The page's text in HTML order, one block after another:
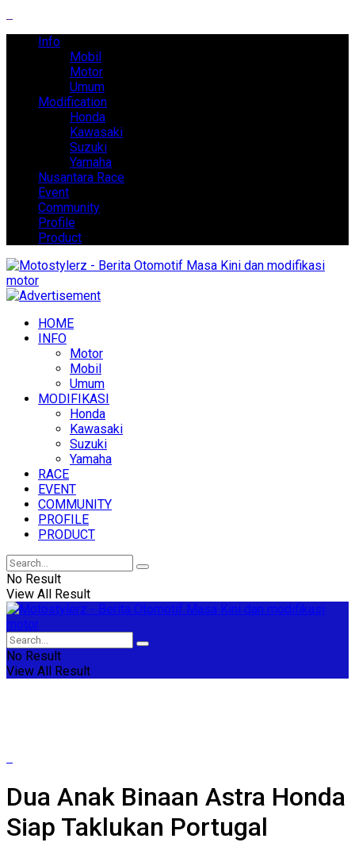
Info
Mobil
Motor
Umum
Modification
Honda
Kawasaki
Suzuki
Yamaha
Nusantara Race
Event
Community
Profile
Product
HOME
INFO
Motor
Mobil
Umum
MODIFIKASI
Honda
Kawasaki
Suzuki
Yamaha
RACE
EVENT
COMMUNITY
PROFILE
PRODUCT
No Result
View All Result
No Result
View All Result
Dua Anak Binaan Astra Honda
Siap Taklukan Portugal